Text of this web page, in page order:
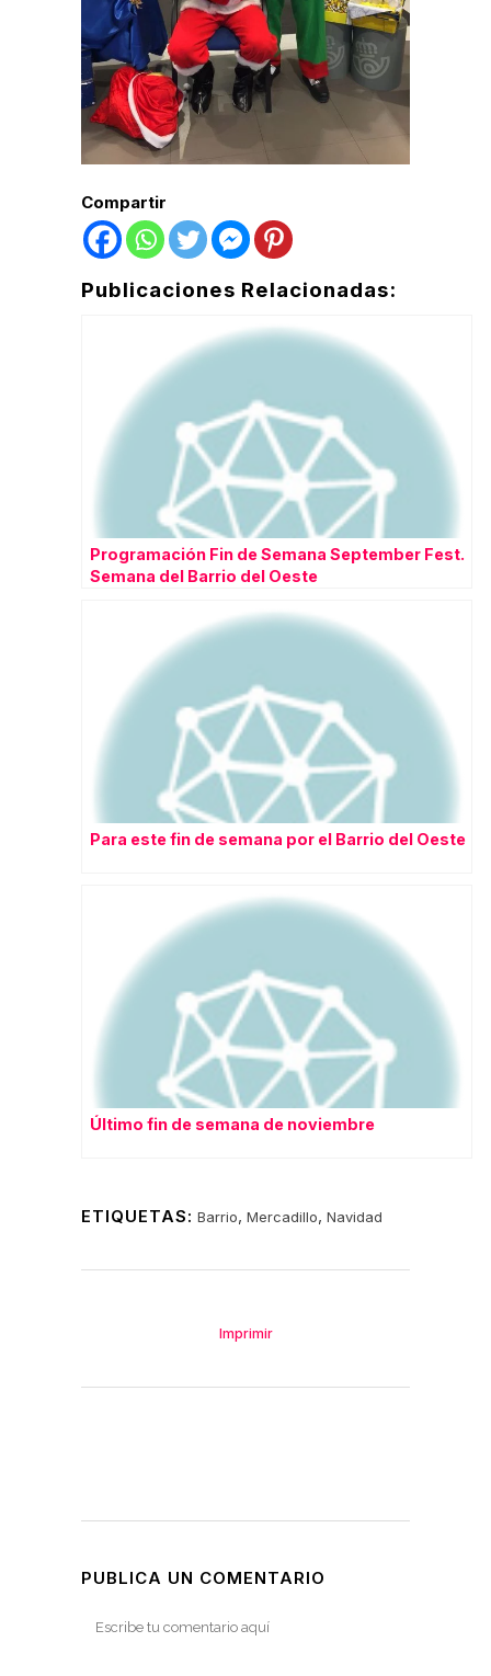
Compartir
Publicaciones Relacionadas:
Programación Fin de Semana September Fest.
Semana del Barrio del Oeste
Para este fin de semana por el Barrio del Oeste
Último fin de semana de noviembre
ETIQUETAS: Barrio, Mercadillo, Navidad
Imprimir
PUBLICA UN COMENTARIO